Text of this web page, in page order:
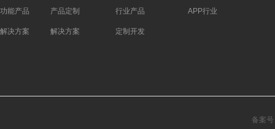
功能产品
解决方案
产品定制
解决方案
行业产品
定制开发
APP行业
备案